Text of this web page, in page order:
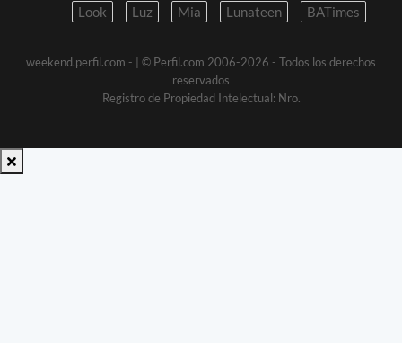
Look
Luz Mia Lunateen BATimes
weekend.perfil.com -
| © Perfil.com 2006-2026 - Todos los derechos
reservados
Registro de Propiedad Intelectual: Nro.